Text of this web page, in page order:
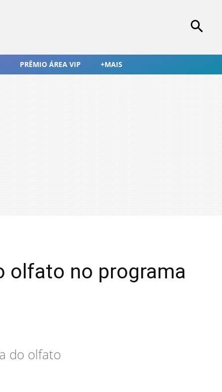
PRÊMIO ÁREA VIP +MAIS
olfato no programa
do olfato